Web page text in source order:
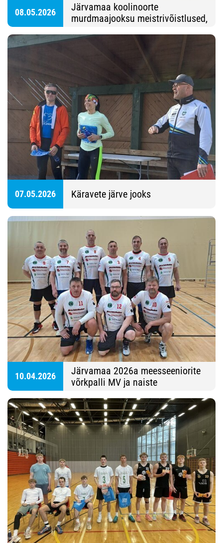
08.05.2026
Järvamaa koolinoorte
murdmaajooksu meistrivõistlused,
07.05.2026 Käravete järve jooks
10.04.2026
Järvamaa 2026a meesseeniorite
võrkpalli MV ja naiste
Spordihoone